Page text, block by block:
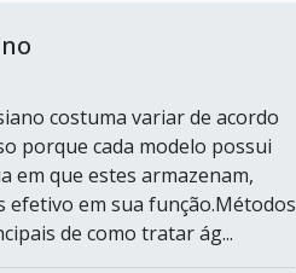
costuma variar de acordo
porque cada modelo possui
em que estes armazenam,
efetivo em sua função.Métodos
de como tratar ág...